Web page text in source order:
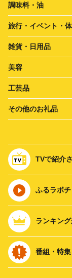
調味料・油
旅行・イベント・
雑貨・日用品
美容
工芸品
その他のお礼品
TVで紹介
ふるラボ
ランキン
番組・特